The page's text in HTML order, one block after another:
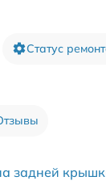
Статус
задней